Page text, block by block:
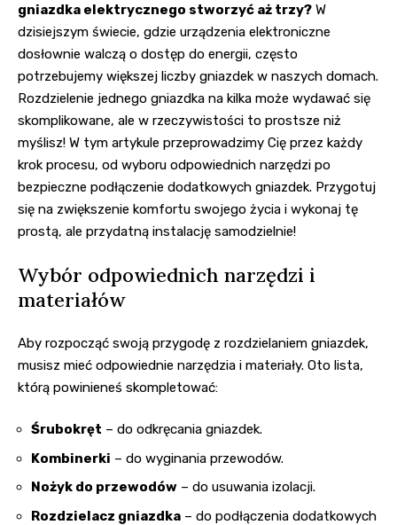
gniazdka elektrycznego stworzyć aż trzy? W
dzisiejszym świecie, gdzie urządzenia elektroniczne
dosłownie walczą o dostęp do energii, często
potrzebujemy większej liczby gniazdek w naszych domach.
Rozdzielenie jednego gniazdka na kilka może wydawać się
skomplikowane, ale w rzeczywistości to prostsze niż
myślisz! W tym artykule przeprowadzimy Cię przez każdy
krok procesu, od wyboru odpowiednich narzędzi po
bezpieczne podłączenie dodatkowych gniazdek. Przygotuj
się na zwiększenie komfortu swojego życia i wykonaj tę
prostą, ale przydatną instalację samodzielnie!
Wybór odpowiednich narzędzi i
materiałów
Aby rozpocząć swoją przygodę z rozdzielaniem gniazdek,
musisz mieć odpowiednie narzędzia i materiały. Oto lista,
którą powinieneś skompletować:
Śrubokręt – do odkręcania gniazdek.
Kombinerki – do wyginania przewodów.
Nożyk do przewodów – do usuwania izolacji.
Rozdzielacz gniazdka – do podłączenia dodatkowych